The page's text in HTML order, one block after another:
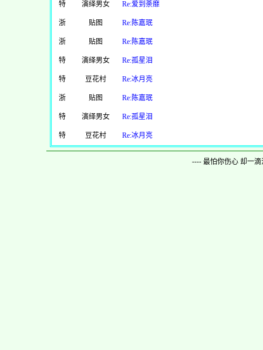
特 演绎男女 Re:爱到荼靡
浙 贴图 Re:陈嘉珉
浙 贴图 Re:陈嘉珉
特 演绎男女 Re:孤星泪
特 豆花村 Re:冰月亮
浙 贴图 Re:陈嘉珉
特 演绎男女 Re:孤星泪
特 豆花村 Re:冰月亮
---- 最怕你伤心 却一